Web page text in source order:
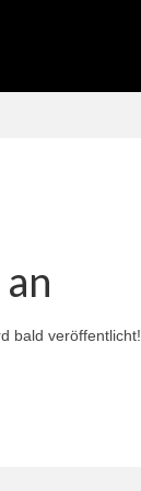
bald veröffentlicht!